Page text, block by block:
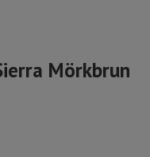
Mörkbrun